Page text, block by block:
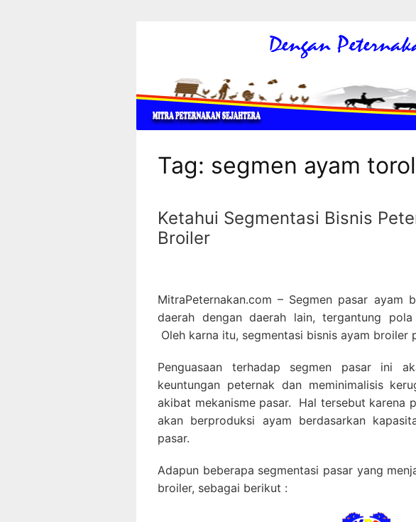
Mitra
Peternakan
MItra
Sahabat
Terbaik
Unggas
Tag: segmen ayam
Ketahui Segmentasi Bisnis
Broiler
MitraPeternakan.com – Segmen pasar ayam
daerah dengan daerah lain, tergantung pola
Oleh karna itu, segmentasi bisnis ayam broiler
Penguasaan terhadap segmen pasar ini
keuntungan peternak dan meminimalisis
akibat mekanisme pasar. Hal tersebut karena
akan berproduksi ayam berdasarkan
pasar.
Adapun beberapa segmentasi pasar yang
broiler, sebagai berikut :